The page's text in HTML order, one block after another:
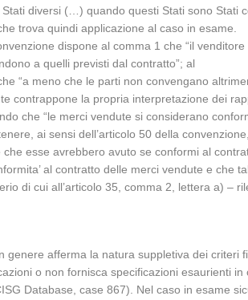
diversi (…) quando questi Stati sono Stati
trova quindi applicazione al caso in esame.
dispone al comma 1 che “il
a quelli previsti dal contratto”; al
“a meno che le parti non convengano
contrappone la propria interpretazione dei
che “le merci vendute si considerano
ai sensi dell’articolo 50 della
esse avrebbero avuto se conformi al
al contratto delle merci vendute e che
di cui all’articolo 35, comma 2, lettera a) –
genere afferma la natura suppletiva dei criteri
o non fornisca specificazioni esaurienti
Database, case 867). Nel caso in esame